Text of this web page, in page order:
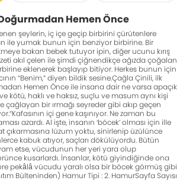
Hemen Önce
şeylerin, iç içe geçip birbirini çürütenlere
ile yumak bunun için benziyor birbirine. Bir
bakan bebek tutuyor ipin, diğer ucunu kırış
akıl çelen ile şimdi çiğnendikçe ağızda çoğalan
eklenerek başlayıp bitiyor. Herkes bunun için
“Benim,” diyen bildik sesine.Çağla Çinili, ilk
Hemen Önce ile insana dair ne varsa apaçık
kötü, haklı ve haksız, suçlu ve masum aynı kişi
çağlayan bir ırmağı seyreder gibi akıp geçen
içi gene kaşınıyor. Ne zaman bu
azardı. Al işte, insanın ‘böcek’ olması için ille
çıkarmasına lüzum yoktu, sinirlenip üzülünce
kabuk atıyor, saçları dökülüyordu. Bütün
etse, vücudunun her yeri yara olup
kusarlardı. İnsanlar, kötü giyindiğinde ona
pekâlâ vücudu yaralı olsa bir böcek görmüş gibi
Bülteninden) Hamur Tipi : 2. HamurSayfa Sayısı